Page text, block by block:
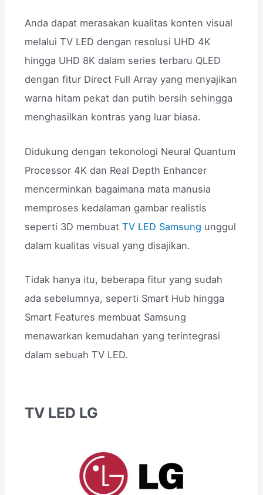
Anda dapat merasakan kualitas konten visual
melalui TV LED dengan resolusi UHD 4K
hingga UHD 8K dalam series terbaru QLED
dengan fitur Direct Full Array yang menyajikan
warna hitam pekat dan putih bersih sehingga
menghasilkan kontras yang luar biasa.
Didukung dengan tekonologi Neural Quantum
Processor 4K dan Real Depth Enhancer
mencerminkan bagaimana mata manusia
memproses kedalaman gambar realistis
seperti 3D membuat TV LED Samsung unggul
dalam kualitas visual yang disajikan.
Tidak hanya itu, beberapa fitur yang sudah
ada sebelumnya, seperti Smart Hub hingga
Smart Features membuat Samsung
menawarkan kemudahan yang terintegrasi
dalam sebuah TV LED.
TV LED LG